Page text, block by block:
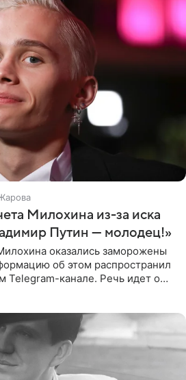
Милохина из-за иска
Путин — молодец!»
оказались заморожены
об этом распространил
Telegram-канале. Речь идет о